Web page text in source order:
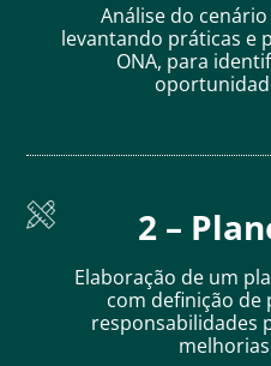
Análise do
levantando práticas e
ONA, para
2 –
Elaboração de um
com definição de
responsabilidades